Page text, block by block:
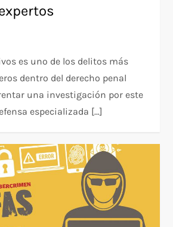
es uno de los delitos más
dentro del derecho penal
una investigación por este
especializada […]